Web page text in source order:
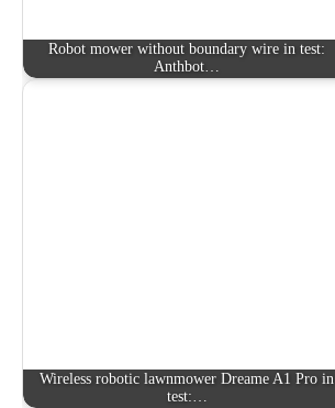
Robot mower without boundary wire in test:
Anthbot…
Wireless robotic lawnmower Dreame A1 Pro in
test:…